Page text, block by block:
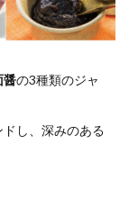
醤の3種類のジャ
し、深みのある